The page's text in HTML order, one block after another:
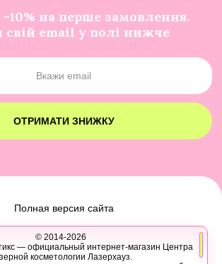
10% на перше замовлення.
email у полі нижче
ОТРИМАТИ ЗНИЖКУ
Полная версия сайта
© 2014-2026
— официальный интернет-магазин Центра
косметологии Лазерхауз.